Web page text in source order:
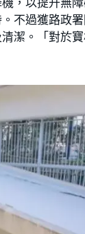
不過獲路政
潔。「對於